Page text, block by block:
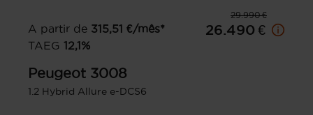
29.990 €
A partir de 315,51 €/mês*
TAEG 12,1 %
26.490 €
Peugeot 3008
1.2 Hybrid Allure e-DCS6